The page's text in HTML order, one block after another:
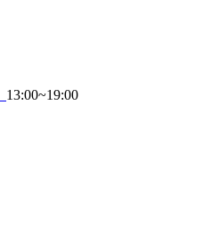
13:00~19:00